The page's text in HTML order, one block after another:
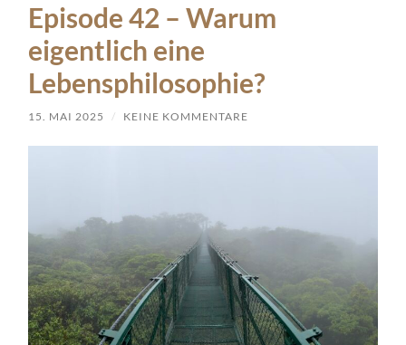
Episode 42 – Warum
eigentlich eine
Lebensphilosophie?
15. MAI 2025 / KEINE KOMMENTARE